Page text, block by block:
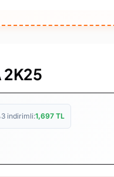
2K25
indirimli:1,697 TL